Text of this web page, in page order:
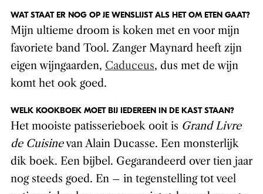
WAT STAAT ER NOG OP JE WENSLIJST ALS HET OM ETEN GAAT?
Mijn ultieme droom is koken met en voor mijn
favoriete band Tool. Zanger Maynard heeft zijn
eigen wijngaarden, Caduceus, dus met de wijn
komt het ook goed.
WELK KOOKBOEK MOET BIJ IEDEREEN IN DE KAST STAAN?
Het mooiste patisserieboek ooit is Grand Livre
de Cuisinevan Alain Ducasse. Een monsterlijk
dik boek. Een bijbel. Gegarandeerd over tien jaar
nog steeds goed. En – in tegenstelling tot veel